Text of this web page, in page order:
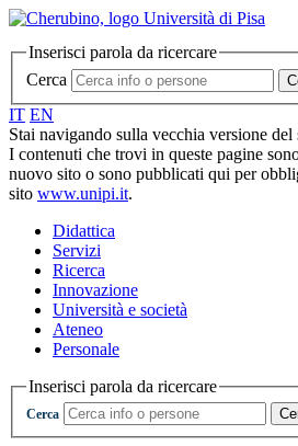
Inserisci parola da ricercare
Cerca
IT EN
Stai navigando sulla vecchia versione
I contenuti che trovi in queste pagine
nuovo sito o sono pubblicati qui per
sito www.unipi.it.
Didattica
Servizi
Ricerca
Innovazione
Università e società
Ateneo
Personale
Inserisci parola da ricercare
Cerca